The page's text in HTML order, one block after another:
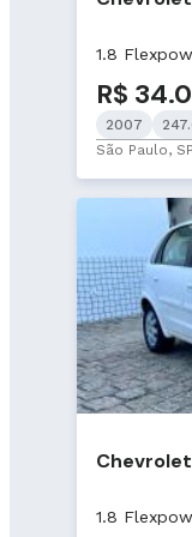
1.8
R$
2007
São Paulo, SP
1.8